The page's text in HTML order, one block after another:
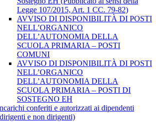
Legge 107/2015, Art. 1 CC. 79-82)
AVVISO DI DISPONIBILITÀ DI POSTI
NELL’ORGANICO
DELL’AUTONOMIA DELLA
SCUOLA PRIMARIA – POSTI
COMUNI
AVVISO DI DISPONIBILITÀ DI POSTI
NELL’ORGANICO
DELL’AUTONOMIA DELLA
SCUOLA PRIMARIA – POSTI DI
SOSTEGNO EH
conferiti e autorizzati ai dipendenti
e non dirigenti)